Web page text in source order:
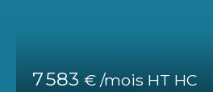
7 583 € /mois HT HC